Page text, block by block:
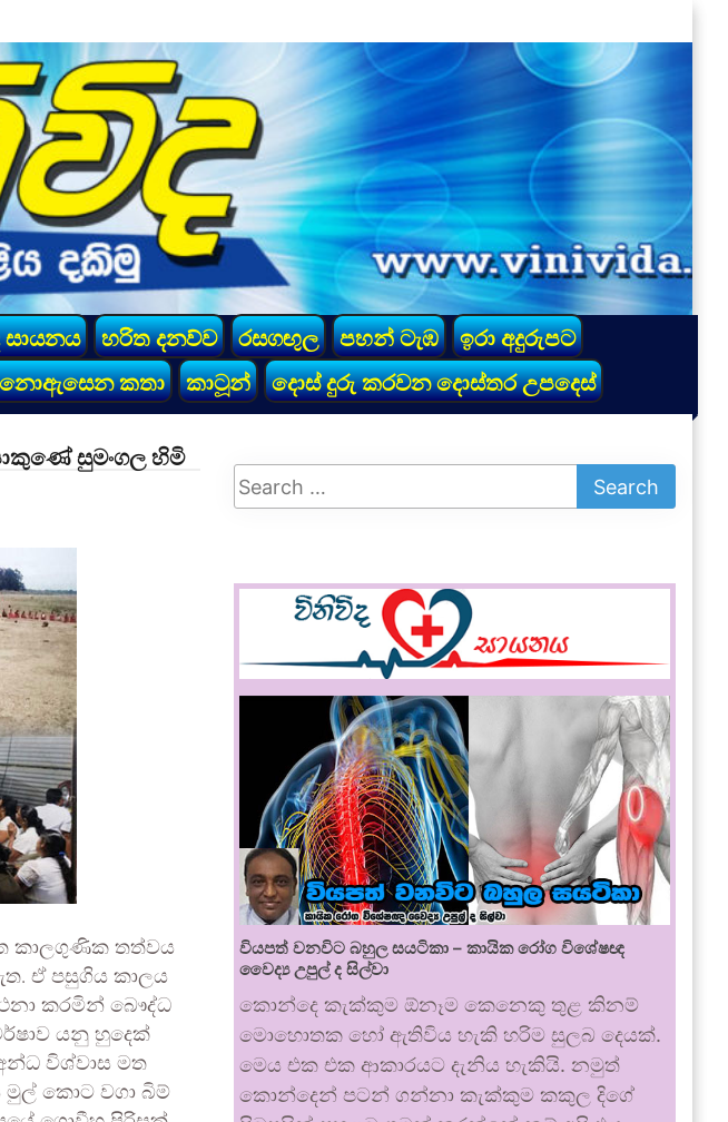
හරිත දනව්ව රසගඟුල පහන් ටැඹ
ඉරා අදුරුපට
කතා කාටූන් දොස් දුරු කරවන දොස්තර උපදෙස්
සුමංගල හිමි
කාලගුණික තත්වය
ඒ පසුගිය කාලය
කරමින් බෞද්ධ
යනු හුදෙක්
විශ්වාස මත
මුල් කොට වගා බිම්
වියපත් වනවිට බහුල සයටිකා – කායික රෝග විශේෂඥ
වෛද්‍ය උපුල් ද සිල්වා
කොන්දෙ කැක්කුම ඕනෑම කෙනෙකු තුළ කිනම්
මොහොතක හෝ ඇතිවිය හැකි හරිම සුලබ දෙයක්.
මෙය එක එක ආකාරයට දැනිය හැකියි. නමුත්
කොන්දෙන් පටන් ගන්නා කැක්කුම කකුල දිගේ